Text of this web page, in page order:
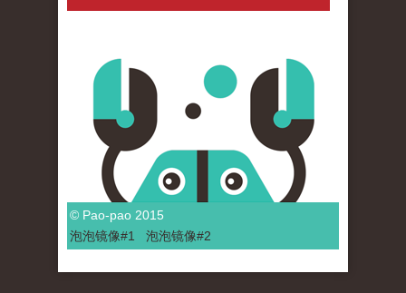
© Pao-pao 2015
泡泡镜像#1 泡泡镜像#2